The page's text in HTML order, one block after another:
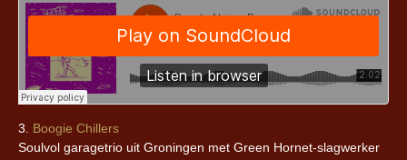
3. Boogie Chillers
Soulvol garagetrio uit Groningen met Green Hornet-slagwerker